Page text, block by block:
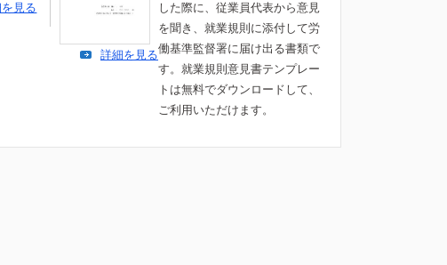
見る
した際に、従業員代表から意見
を聞き、就業規則に添付して労
働基準監督署に届け出る書類で
す。就業規則意見書テンプレー
トは無料でダウンロードして、
ご利用いただけます。
詳細を見る